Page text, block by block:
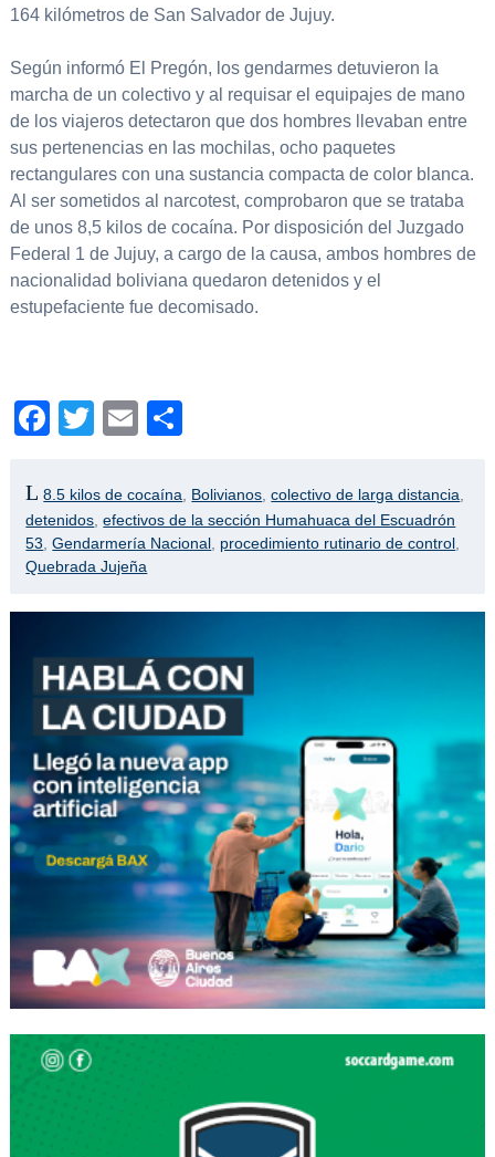
164 kilómetros de San Salvador de Jujuy.
Según informó El Pregón, los gendarmes detuvieron la
marcha de un colectivo y al requisar el equipajes de mano
de los viajeros detectaron que dos hombres llevaban entre
sus pertenencias en las mochilas, ocho paquetes
rectangulares con una sustancia compacta de color blanca.
Al ser sometidos al narcotest, comprobaron que se trataba
de unos 8,5 kilos de cocaína. Por disposición del Juzgado
Federal 1 de Jujuy, a cargo de la causa, ambos hombres de
nacionalidad boliviana quedaron detenidos y el
estupefaciente fue decomisado.
Facebook
TwitterEmail
8.5 kilos de cocaína Bolivianos ,colectivo de larga distancia
detenidos ,efectivos de la sección Humahuaca del Escuadrón
53 ,Gendarmería Nacional procedimiento rutinario de control
Quebrada Jujeña